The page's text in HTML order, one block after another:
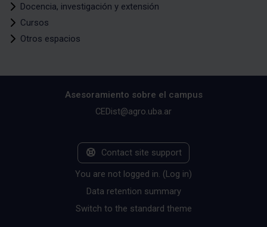
Docencia, investigación y extensión
Cursos
Otros espacios
Asesoramiento sobre el campus
CEDist@agro.uba.ar
Contact site support
You are not logged in. (Log in)
Data retention summary
Switch to the standard theme